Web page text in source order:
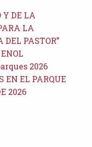
Y DE LA
LA
DEL PASTOR”
2026
EN EL PARQUE
2026